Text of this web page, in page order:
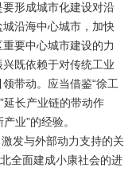
形成城市化建设对沿
沿海中心城市，加快
要中心城市建设的力
既依赖于对传统工业
带动。应当借鉴“徐工
延长产业链的带动作
业”的经验。
发与外部动力支持的关
全面建成小康社会的进